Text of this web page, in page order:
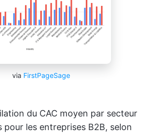
via FirstPageSage
du CAC moyen par secteur
pour les entreprises B2B, selon